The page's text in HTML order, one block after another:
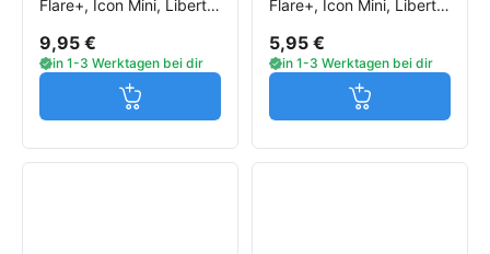
Flare+, Icon Mini, Liberty
Motion Q
9,95 €
in 1-3 Werktagen bei dir
Jetzt in den Warenkorb
Flare+, Icon Mini, Liberty
5,95 €
in 1-3 Werktagen bei dir
Jetzt in den